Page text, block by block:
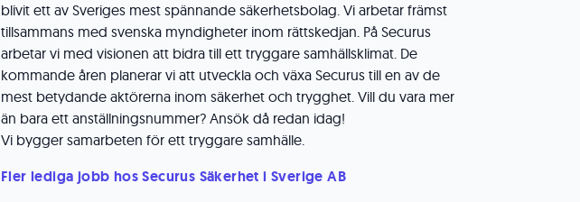
blivit ett av Sveriges mest spännande säkerhetsbolag. Vi arbetar främst
tillsammans med svenska myndigheter inom rättskedjan. På Securus
arbetar vi med visionen att bidra till ett tryggare samhällsklimat. De
kommande åren planerar vi att utveckla och växa Securus till en av de
mest betydande aktörerna inom säkerhet och trygghet. Vill du vara mer
än bara ett anställningsnummer? Ansök då redan idag!
Vi bygger samarbeten för ett tryggare samhälle.
Fler lediga jobb hos Securus Säkerhet i Sverige AB